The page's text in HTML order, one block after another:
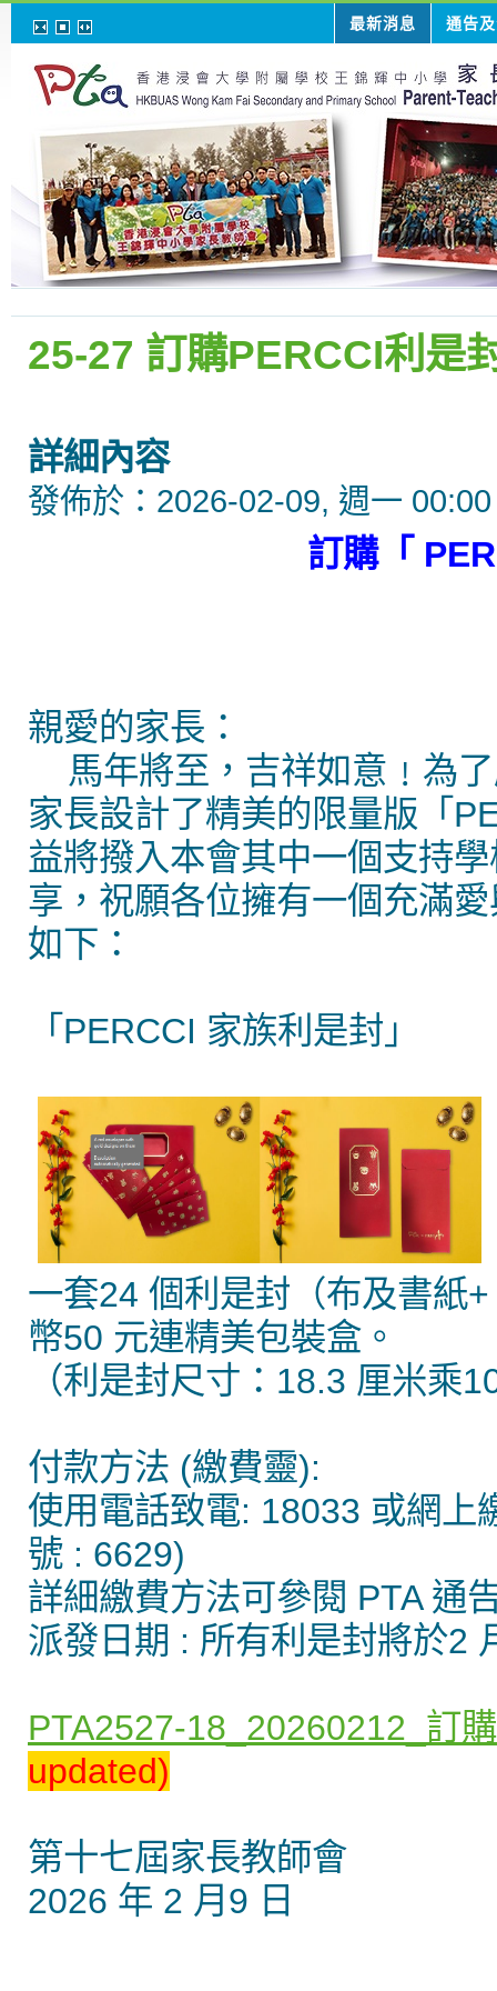
最新消息 通告
25-27 訂購PERCCI利是
詳細內容
發佈於：2026-02-09, 週一 00:00
訂購「
親愛的家長：
馬年將至，吉祥如意﹗為
家長設計了精美的限量版「
益將撥入本會其中一個支持
享，祝願各位擁有一個充滿
如下：
「PERCCI 家族利是封」
一套24 個利是封（布及書紙
幣50 元連精美包裝盒。
（利是封尺寸：18.3 厘米乘
付款方法 (繳費靈):
使用電話致電: 18033 或網上
號 : 6629)
詳細繳費方法可參閱 PTA 通
派發日期 : 所有利是封將於2
PTA2527-18_20260212_訂
updated)
第十七屆家長教師會
2026 年 2 月9 日